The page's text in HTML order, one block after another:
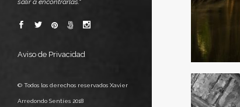
salir a encontrarlas."
Aviso de Privacidad
© Todos los derechos reservados Xavier
Arredondo Sentíes 2018